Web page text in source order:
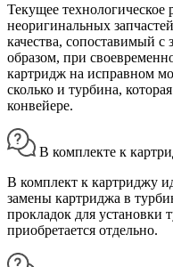
Текущее технологическое
неоригинальных
качества, сопоставимый
образом, при
картридж на исправном
сколько и турбина,
конвейере.
В комплекте к
В комплект к картриджу
замены картриджа в
прокладок для установки
приобретается отдельно.